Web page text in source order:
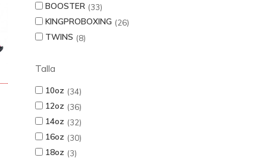
BOOSTER
33
KINGPROBOXING
26
TWINS
8
Talla
10oz
34
12oz
36
14oz
32
16oz
30
18oz
3